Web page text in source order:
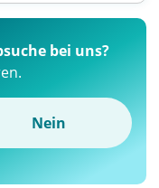
bei uns?
Nein